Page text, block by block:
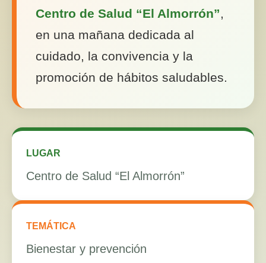
Centro de Salud “El Almorrón”,
en una mañana dedicada al
cuidado, la convivencia y la
promoción de hábitos saludables.
LUGAR
Centro de Salud “El Almorrón”
TEMÁTICA
Bienestar y prevención